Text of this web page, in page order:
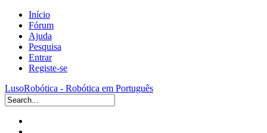
Início
Fórum
Ajuda
Pesquisa
Entrar
Registe-se
LusoRobótica - Robótica em Português